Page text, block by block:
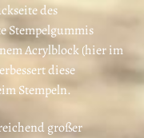
des
Stempelgummis
Acrylblock (hier im
diese
Stempeln.
großer